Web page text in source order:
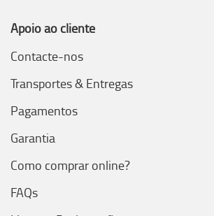
Apoio ao cliente
Contacte-nos
Transportes & Entregas
Pagamentos
Garantia
Como comprar online?
FAQs